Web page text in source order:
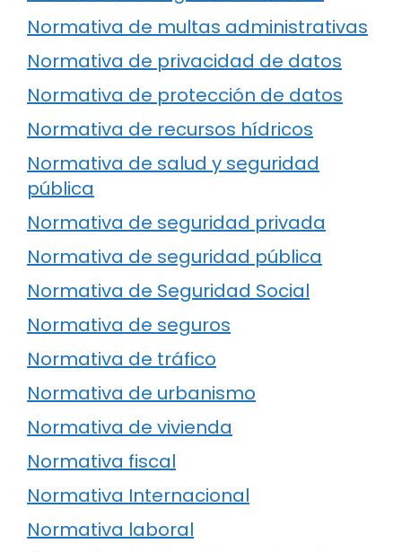
Normativa de multas administrativas
Normativa de privacidad de datos
Normativa de protección de datos
Normativa de recursos hídricos
Normativa de salud y seguridad
pública
Normativa de seguridad privada
Normativa de seguridad pública
Normativa de Seguridad Social
Normativa de seguros
Normativa de tráfico
Normativa de urbanismo
Normativa de vivienda
Normativa fiscal
Normativa Internacional
Normativa laboral